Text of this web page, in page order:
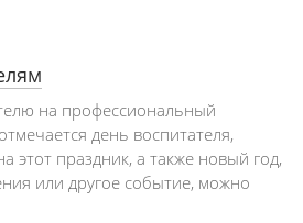
на профессиональный
день воспитателя,
этот праздник, а также новый год,
или другое событие, можно